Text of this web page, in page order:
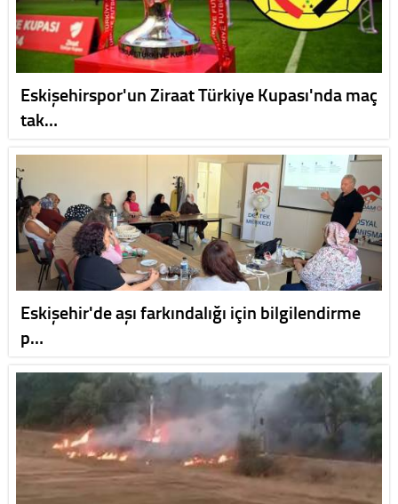
Eskişehirspor'un Ziraat Türkiye Kupası'nda maç
tak…
Eskişehir'de aşı farkındalığı için bilgilendirme
p…